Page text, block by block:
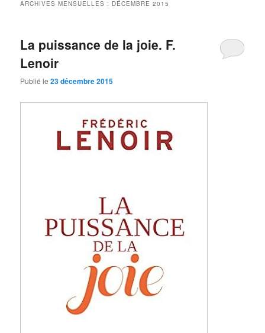
ARCHIVES MENSUELLES : DÉCEMBRE 2015
La puissance de la joie. F.
Lenoir
Publié le23 décembre 2015